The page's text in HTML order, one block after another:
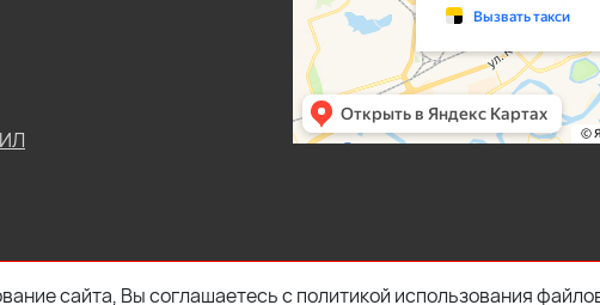
сайта, Вы соглашаетесь с политикой использования